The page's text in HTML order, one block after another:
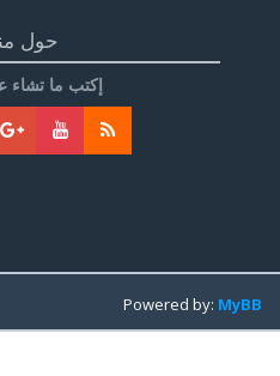
حول
إكتب ما تشاء
Powered by:MyBB